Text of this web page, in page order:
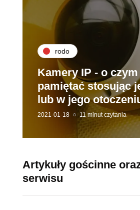
rodo
Kamery IP - o
pamiętać stosując
lub w jego
2021-01-18 11 minut czytania
Artykuły gościnne
serwisu